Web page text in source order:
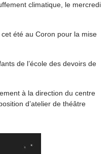
climatique, le mercredi
été au Coron pour la mise
de l’école des devoirs de
à la direction du centre
d’atelier de théâtre